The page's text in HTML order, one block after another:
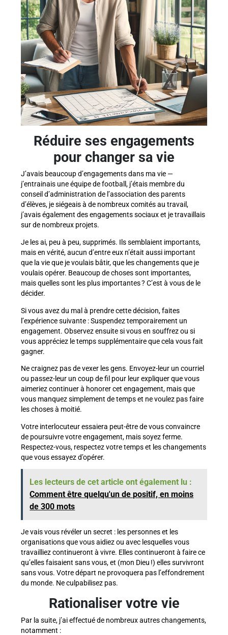
Réduire ses engagements
pour changer sa vie
J’avais beaucoup d’engagements dans ma vie —
j’entrainais une équipe de football, j’étais membre du
conseil d’administration de l’association des parents
d’élèves, je siégeais à de nombreux comités au travail,
j’avais également des engagements sociaux et je travaillais
sur de nombreux projets.
Je les ai, peu à peu, supprimés. Ils semblaient importants,
mais en vérité, aucun d’entre eux n’était aussi important
que la vie que je voulais bâtir, que les changements que je
voulais opérer. Beaucoup de choses sont importantes,
mais quelles sont les plus importantes ? C’est à vous de le
décider.
Si vous avez du mal à prendre cette décision, faites
l’expérience suivante : Suspendez temporairement un
engagement. Observez ensuite si vous en souffrez ou si
vous appréciez le temps supplémentaire que cela vous fait
gagner.
Ne craignez pas de vexer les gens. Envoyez-leur un courriel
ou passez-leur un coup de fil pour leur expliquer que vous
aimeriez continuer à honorer cet engagement, mais que
vous manquez simplement de temps et ne voulez pas faire
les choses à moitié.
Votre interlocuteur essaiera peut-être de vous convaincre
de poursuivre votre engagement, mais soyez ferme.
Respectez-vous, respectez votre temps et les changements
que vous essayez d’opérer.
Les lecteurs de cet article ont également lu :
Comment être quelqu'un de positif, en moins
de 300 mots
Je vais vous révéler un secret : les personnes et les
organisations que vous aidiez ou avec lesquelles vous
travailliez continueront à vivre. Elles continueront à faire ce
qu’elles faisaient sans vous, et (mon Dieu !) elles survivront
sans vous. Votre départ ne provoquera pas l’effondrement
du monde. Ne culpabilisez pas.
Rationaliser votre vie
Par la suite, j’ai effectué de nombreux autres changements,
notamment :